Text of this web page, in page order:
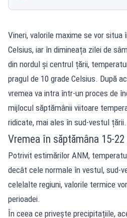
Vineri, valorile maxime se vor situa
Celsius, iar în dimineața zilei de
din nordul și centrul țării,
pragul de 10 grade Celsius. După
vremea va intra într-un proces de
mijlocul săptămânii viitoare
ridicate, mai ales în sud-vestul țării.
Vremea în săptămâna 15-22
Potrivit estimărilor ANM,
decât cele normale în vestul, sud-
celelalte regiuni, valorile termice
perioadei.
În ceea ce privește precipitațiile,